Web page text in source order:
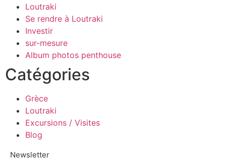
Loutraki
Se rendre à Loutraki
Investir
sur-mesure
Album photos penthouse
Catégories
Grèce
Loutraki
Excursions / Visites
Blog
Newsletter